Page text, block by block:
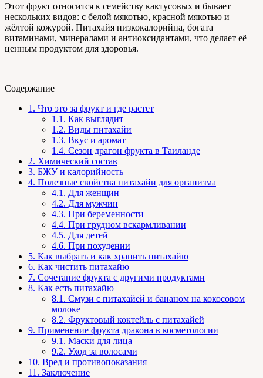
Этот фрукт относится к семейству кактусовых и бывает
нескольких видов: с белой мякотью, красной мякотью и
жёлтой кожурой. Питахайя низкокалорийна, богата
витаминами, минералами и антиоксидантами, что делает её
ценным продуктом для здоровья.
Содержание
1. Что это за фрукт и где растет
1.1. Как выглядит
1.2. Виды питахайи
1.3. Вкус и аромат
1.4. Сезон драгон фрукта в Таиланде
2. Химический состав
3. БЖУ и калорийность
4. Полезные свойства питахайи для организма
4.1. Для женщин
4.2. Для мужчин
4.3. При беременности
4.4. При грудном вскармливании
4.5. Для детей
4.6. При похудении
5. Как выбрать и как хранить питахайю
6. Как чистить питахайю
7. Сочетание фрукта с другими продуктами
8. Как есть питахайю
8.1. Смузи с питахайей и бананом на кокосовом
молоке
8.2. Фруктовый коктейль с питахайей
9. Применение фрукта дракона в косметологии
9.1. Маски для лица
9.2. Уход за волосами
10. Вред и противопоказания
11. Заключение